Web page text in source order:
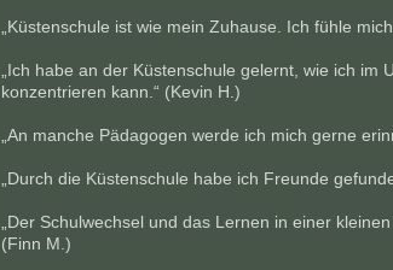
„Küstenschule ist wie mein Zuhause. Ich fühle
„Ich habe an der Küstenschule gelernt, wie ich im
konzentrieren kann.“ (Kevin H.)
„An manche Pädagogen werde ich mich gerne
„Durch die Küstenschule habe ich Freunde
„Der Schulwechsel und das Lernen in einer
(Finn M.)